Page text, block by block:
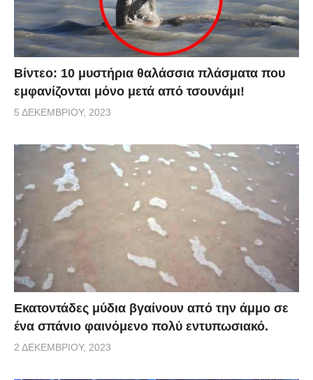
Βίντεο: 10 μυστήρια θαλάσσια πλάσματα που
εμφανίζονται μόνο μετά από τσουνάμι!
5 ΔΕΚΕΜΒΡΊΟΥ, 2023
Εκατοντάδες μύδια βγαίνουν από την άμμο σε
ένα σπάνιο φαινόμενο πολύ εντυπωσιακό.
2 ΔΕΚΕΜΒΡΊΟΥ, 2023